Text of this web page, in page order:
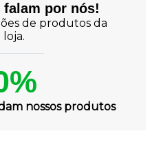
por nós!
de produtos da
loja.
nossos produtos